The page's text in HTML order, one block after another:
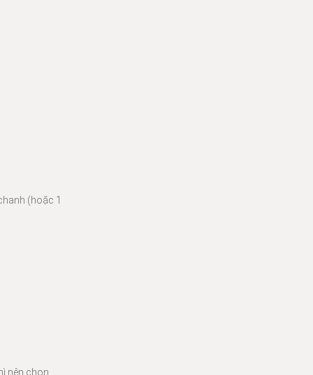
(hoặc 1
nên chọn,